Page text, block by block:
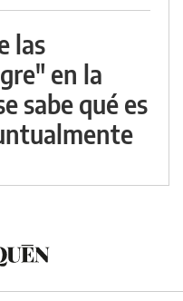
las
en la
sabe qué es